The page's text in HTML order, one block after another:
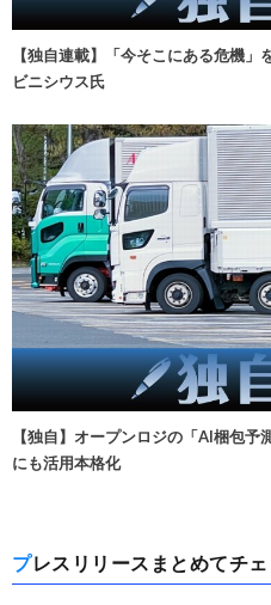
【独自連載】「今そこにある危機
ビニシウス氏
【独自】オープンロジの「AI梱包
にも活用本格化
プレスリリースまとめてチ